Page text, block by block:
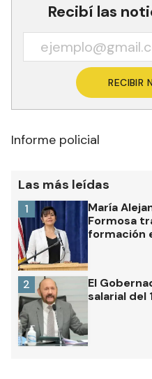
Recibí las
RECIBIR
Informe policial
Las más leídas
María
Formosa
formación
1
El
salarial del
2